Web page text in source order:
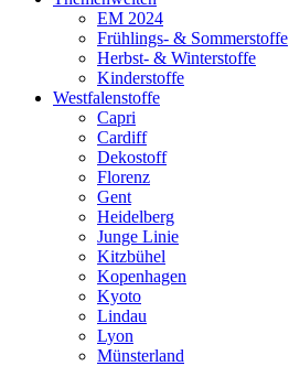
EM 2024
Frühlings- & Sommerstoffe
Herbst- & Winterstoffe
Kinderstoffe
Westfalenstoffe
Capri
Cardiff
Dekostoff
Florenz
Gent
Heidelberg
Junge Linie
Kitzbühel
Kopenhagen
Kyoto
Lindau
Lyon
Münsterland